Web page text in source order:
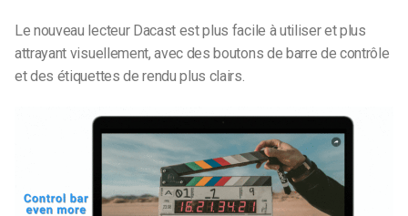
Le nouveau lecteur Dacast est plus facile à utiliser et plus
attrayant visuellement, avec des boutons de barre de contrôle
et des étiquettes de rendu plus clairs.